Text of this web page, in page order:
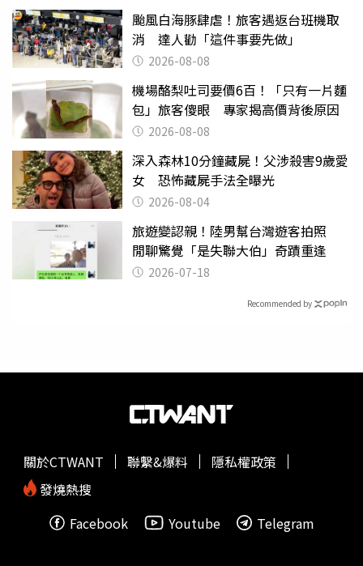
颱風白海豚肆虐！旅客遇返台班機取
消 達人勸「這件事要先做」
2026-08-08
機場酪梨吐司要價6百！「只有一片麵
包」旅客傻眼 專家揭高價背後原因
2026-08-08
深入森林10分鐘藏屍！父涉殺害9歲愛
女 恐怖藏屍手法全曝光
2026-08-04
旅遊變認親！陸男幫台灣遊客拍照
閒聊驚覺「是失聯大伯」奇蹟重逢
2026-07-18
Recommended by
關於CTWANT 聯繫&爆料
隱私權政策
發燒熱搜
Facebook
Youtube Telegram